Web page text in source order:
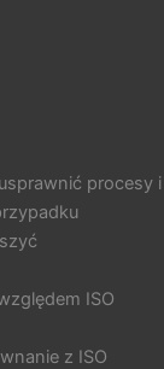
procesy i
ISO
z ISO